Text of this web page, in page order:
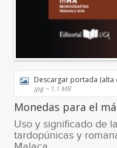
Descargar portada (alta
jpg ~ 1.1 MB
Monedas para el
Uso y significado de
tardopúnicas y